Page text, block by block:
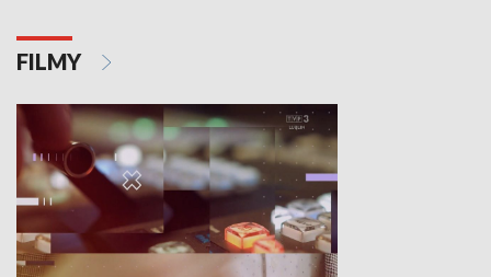
FILMY